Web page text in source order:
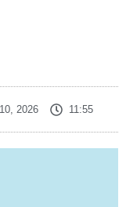
2026 11:55